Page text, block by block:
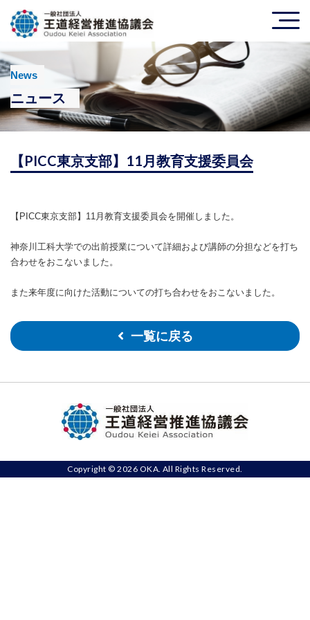
News
ニュース
【PICC東京支部】11月教育支援委員会
【PICC東京支部】11月教育支援委員会を開催しました。
神奈川工科大学での出前授業について詳細および講師の分担などを打ち
合わせをおこないました。
また来年度に向けた活動についての打ち合わせをおこないました。
一覧に戻る
Copyright © 2026 OKA. All Rights Reserved.